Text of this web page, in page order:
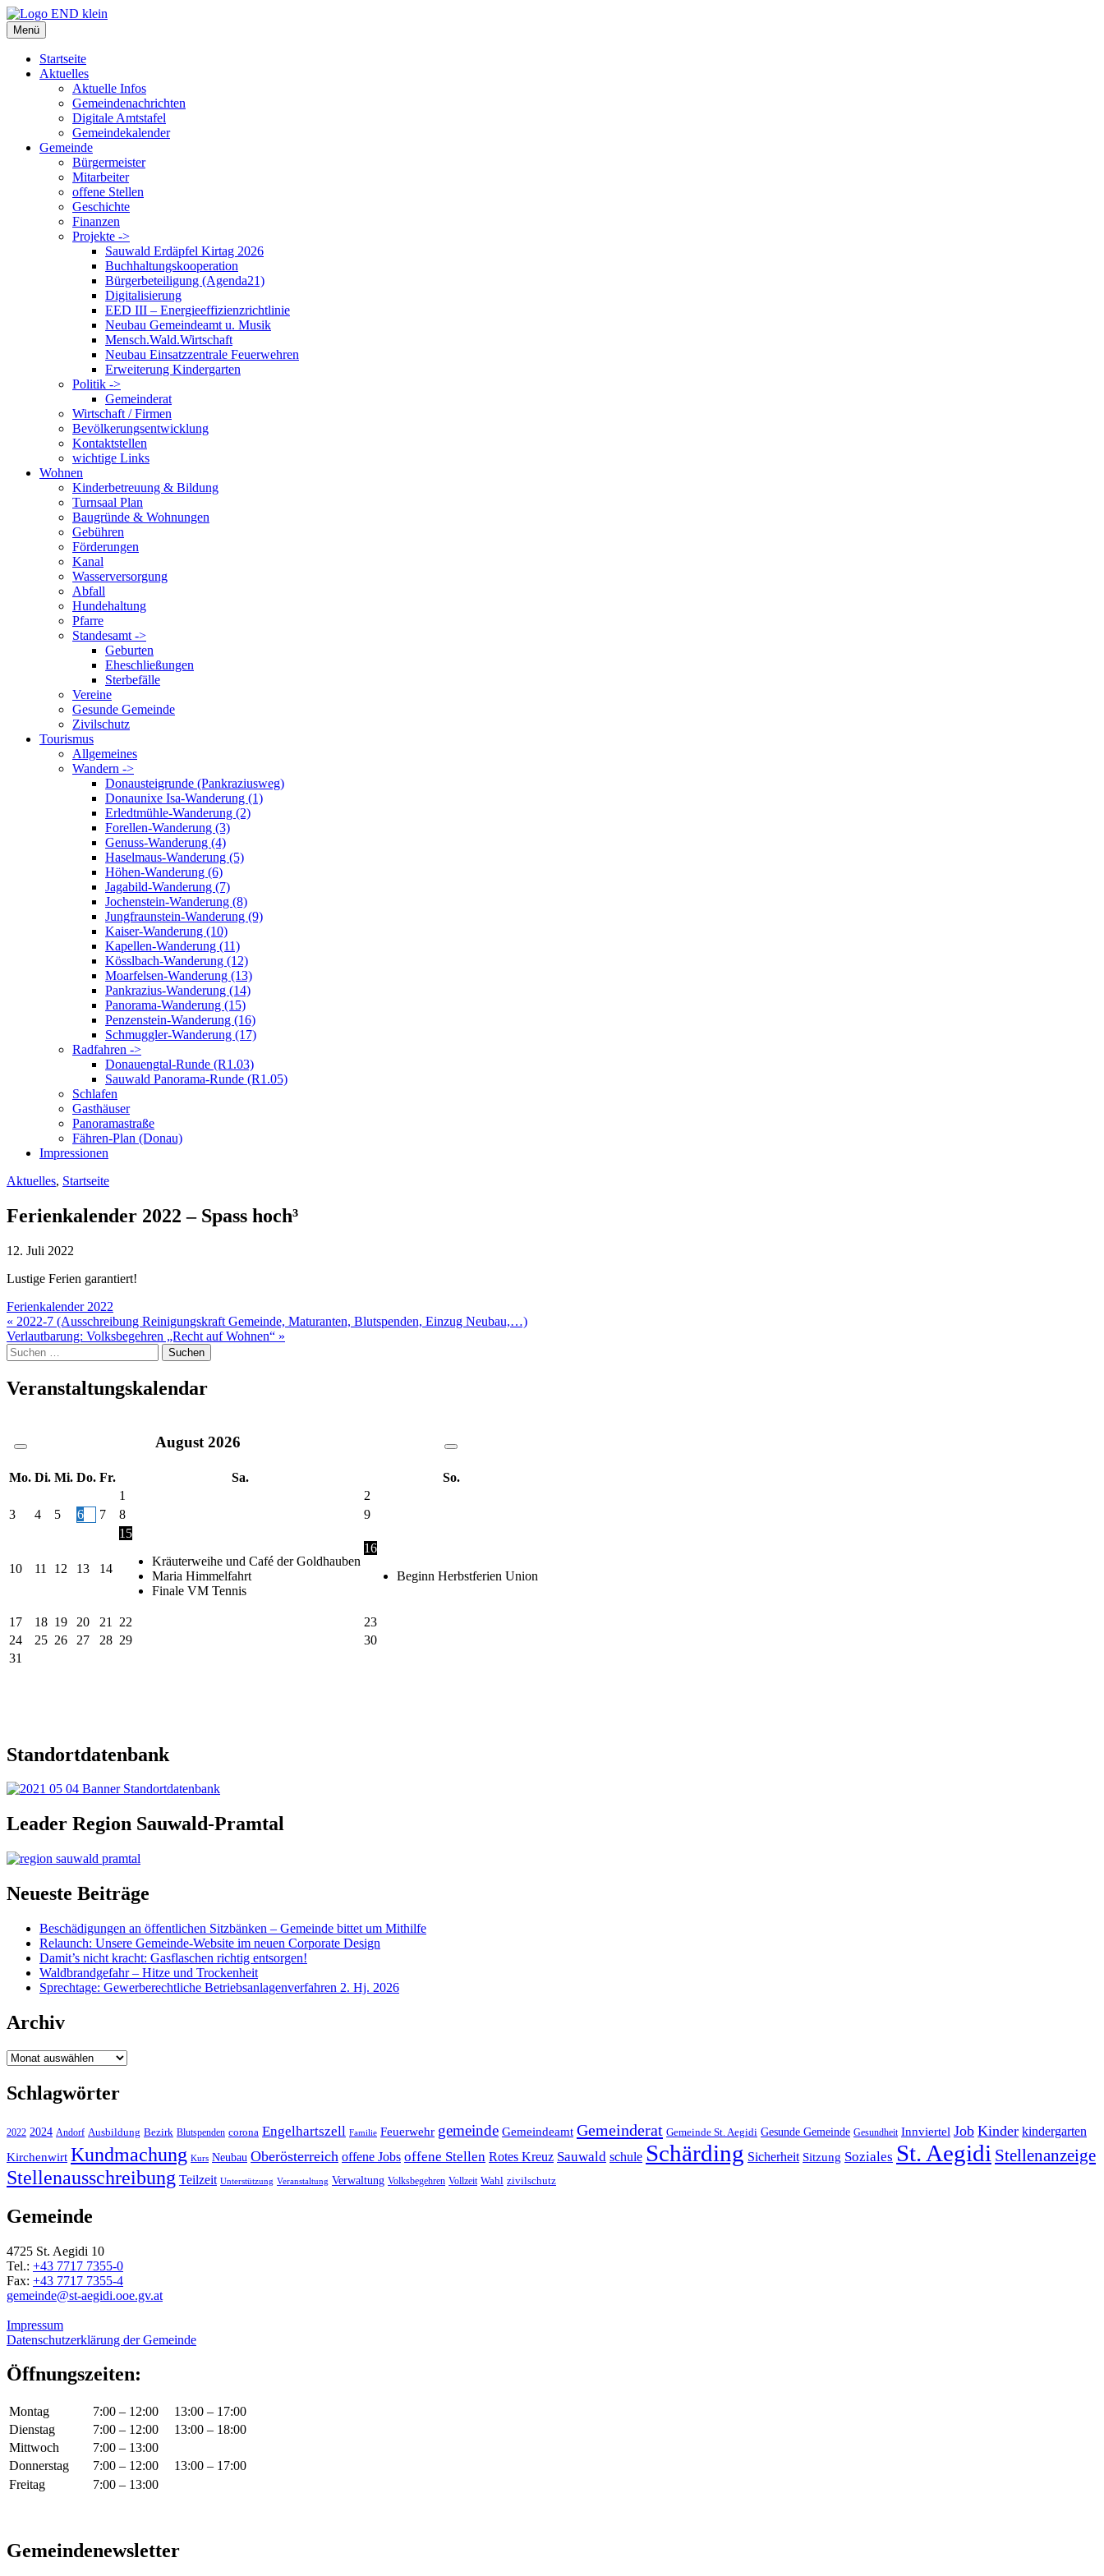
Zum
Inhalt
springen
Menü
Startseite
Aktuelles
Aktuelle Infos
Gemeindenachrichten
Digitale Amtstafel
Gemeindekalender
Gemeinde
Bürgermeister
Mitarbeiter
offene Stellen
Geschichte
Finanzen
Projekte ->
Sauwald Erdäpfel Kirtag 2026
Buchhaltungskooperation
Bürgerbeteiligung (Agenda21)
Digitalisierung
EED III – Energieeffizienzrichtlinie
Neubau Gemeindeamt u. Musik
Mensch.Wald.Wirtschaft
Neubau Einsatzzentrale Feuerwehren
Erweiterung Kindergarten
Politik ->
Gemeinderat
Wirtschaft / Firmen
Bevölkerungsentwicklung
Kontaktstellen
wichtige Links
Wohnen
Kinderbetreuung & Bildung
Turnsaal Plan
Baugründe & Wohnungen
Gebühren
Förderungen
Kanal
Wasserversorgung
Abfall
Hundehaltung
Pfarre
Standesamt ->
Geburten
Eheschließungen
Sterbefälle
Vereine
Gesunde Gemeinde
Zivilschutz
Tourismus
Allgemeines
Wandern ->
Donausteigrunde (Pankraziusweg)
Donaunixe Isa-Wanderung (1)
Erledtmühle-Wanderung (2)
Forellen-Wanderung (3)
Genuss-Wanderung (4)
Haselmaus-Wanderung (5)
Höhen-Wanderung (6)
Jagabild-Wanderung (7)
Jochenstein-Wanderung (8)
Jungfraunstein-Wanderung (9)
Kaiser-Wanderung (10)
Kapellen-Wanderung (11)
Kösslbach-Wanderung (12)
Moarfelsen-Wanderung (13)
Pankrazius-Wanderung (14)
Panorama-Wanderung (15)
Penzenstein-Wanderung (16)
Schmuggler-Wanderung (17)
Radfahren ->
Donauengtal-Runde (R1.03)
Sauwald Panorama-Runde (R1.05)
Schlafen
Gasthäuser
Panoramastraße
Fähren-Plan (Donau)
Impressionen
Aktuelles, Startseite
Ferienkalender 2022 – Spass hoch³
12. Juli 2022
Lustige Ferien garantiert!
Ferienkalender 2022
Beitragsnavigation
« 2022-7 (Ausschreibung Reinigungskraft Gemeinde, Maturanten, Blutspenden, Einzug Neubau,…)
Verlautbarung: Volksbegehren „Recht auf Wohnen“ »
Suche
nach:
Veranstaltungskalendar
August 2026
Mo. Di. Mi. Do. Fr. Sa.
So.
1
2
3
4 5 6 7 8 9
10 11 12 13 14
15
Kräuterweihe und Café der Goldhauben
Maria Himmelfahrt
Finale VM Tennis
16
Beginn Herbstferien Union
17 18 19 20 21 22
23
24
25 26 27 28 29
30
31
Standortdatenbank
Leader Region Sauwald-Pramtal
Neueste Beiträge
Beschädigungen an öffentlichen Sitzbänken – Gemeinde bittet um Mithilfe
Relaunch: Unsere Gemeinde-Website im neuen Corporate Design
Damit’s nicht kracht: Gasflaschen richtig entsorgen!
Waldbrandgefahr – Hitze und Trockenheit
Sprechtage: Gewerberechtliche Betriebsanlagenverfahren 2. Hj. 2026
Archiv
Archiv
Schlagwörter
2022 2024 Andorf Ausbildung Bezirk Blutspenden corona Engelhartszell Familie Feuerwehr gemeinde Gemeindeamt Gemeinderat Gemeinde St. Aegidi Gesunde Gemeinde Gesundheit Innviertel Job Kinder kindergarten
Kirchenwirt Kundmachung Kurs Neubau Oberösterreich offene Jobs offene Stellen Rotes Kreuz Sauwald schule Schärding Sicherheit Sitzung Soziales St. Aegidi Stellenanzeige
Stellenausschreibung Teilzeit Unterstützung Veranstaltung Verwaltung Volksbegehren Vollzeit Wahl zivilschutz
Gemeinde
4725 St. Aegidi 10
Tel.: +43 7717 7355-0
Fax: +43 7717 7355-4
gemeinde@st-aegidi.ooe.gv.at
Impressum
Datenschutzerklärung der Gemeinde
Öffnungszeiten:
Montag 7:00 – 12:00
13:00 – 17:00
Dienstag
7:00 – 12:00
13:00 – 18:00
Mittwoch
7:00 – 13:00
Donnerstag
7:00 – 12:00
13:00 – 17:00
Freitag
7:00 – 13:00
Gemeindenewsletter